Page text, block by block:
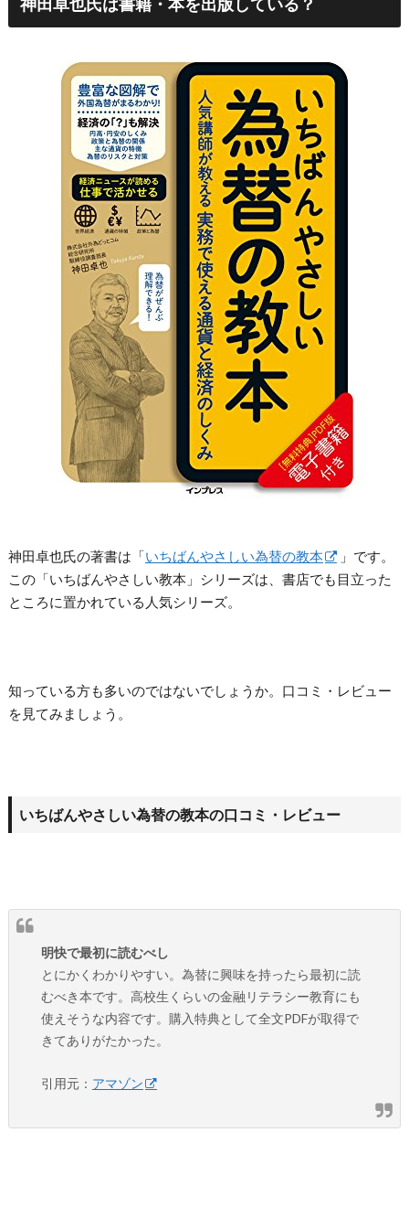
神田卓也氏は書籍・本を出版している？
神田卓也氏の著書は「いちばんやさしい為替の教本
」です。
この「いちばんやさしい教本」シリーズは、書店でも目立った
ところに置かれている人気シリーズ。
知っている方も多いのではないでしょうか。口コミ・レビュー
を見てみましょう。
いちばんやさしい為替の教本の口コミ・レビュー
明快で最初に読むべし
とにかくわかりやすい。為替に興味を持ったら最初に読
むべき本です。高校生くらいの金融リテラシー教育にも
使えそうな内容です。購入特典として全文PDFが取得で
きてありがたかった。
引用元： アマゾン